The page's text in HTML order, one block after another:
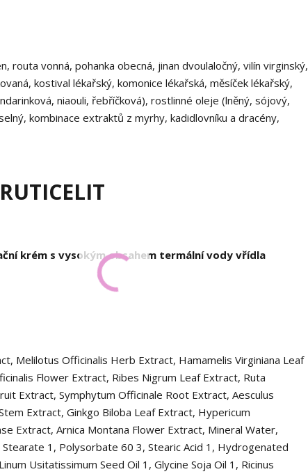
vonná, pohanka obecná, jinan dvoulaločný, vilín virginský,
kostival lékařský, komonice lékařská, měsíček lékařský,
niaouli, řebříčková), rostlinné oleje (lněný, sójový,
kombinace extraktů z myrhy, kadidlovníku a dracény,
krém s vysokým obsahem termální vody vřídla
Melilotus Officinalis Herb Extract, Hamamelis Virginiana Leaf
Flower Extract, Ribes Nigrum Leaf Extract, Ruta
Extract, Symphytum Officinale Root Extract, Aesculus
Extract, Ginkgo Biloba Leaf Extract, Hypericum
Extract, Arnica Montana Flower Extract, Mineral Water,
Stearate 1 , Polysorbate 60 3, Stearic Acid 1 , Hydrogenated
Usitatissimum Seed Oil 1 , Glycine Soja Oil 1 , Ricinus